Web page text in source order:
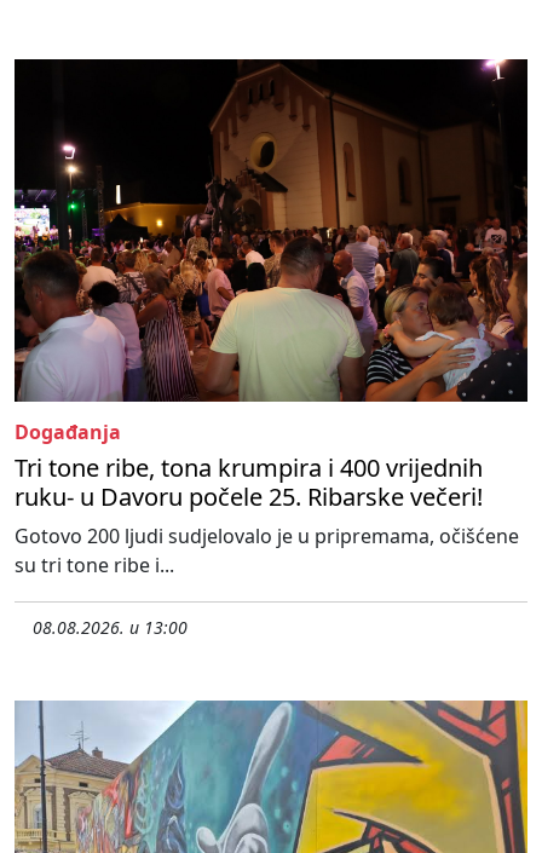
Događanja
Tri tone ribe, tona krumpira i 400 vrijednih
ruku- u Davoru počele 25. Ribarske večeri!
Gotovo 200 ljudi sudjelovalo je u pripremama, očišćene
su tri tone ribe i...
08.08.2026. u 13:00